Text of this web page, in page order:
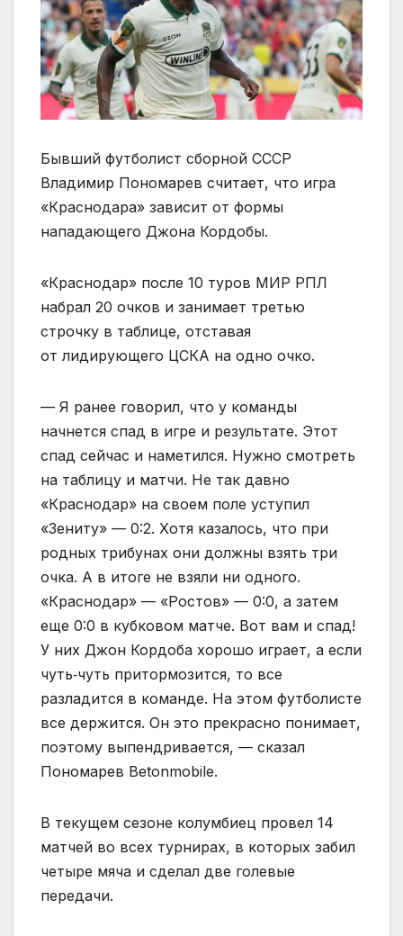
Бывший футболист сборной СССР
Владимир Пономарев считает, что игра
«Краснодара» зависит от формы
нападающего Джона Кордобы.
«Краснодар» после 10 туров МИР РПЛ
набрал 20 очков и занимает третью
строчку в таблице, отставая
от лидирующего ЦСКА на одно очко.
— Я ранее говорил, что у команды
начнется спад в игре и результате. Этот
спад сейчас и наметился. Нужно смотреть
на таблицу и матчи. Не так давно
«Краснодар» на своем поле уступил
«Зениту» — 0:2. Хотя казалось, что при
родных трибунах они должны взять три
очка. А в итоге не взяли ни одного.
«Краснодар» — «Ростов» — 0:0, а затем
еще 0:0 в кубковом матче. Вот вам и спад!
У них Джон Кордоба хорошо играет, а если
чуть‑чуть притормозится, то все
разладится в команде. На этом футболисте
все держится. Он это прекрасно понимает,
поэтому выпендривается, — сказал
Пономарев Betonmobile.
В текущем сезоне колумбиец провел 14
матчей во всех турнирах, в которых забил
четыре мяча и сделал две голевые
передачи.